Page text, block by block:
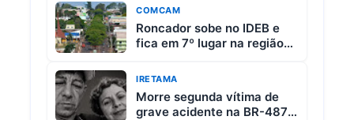
COMCAM
Roncador sobe no IDEB e
fica em 7º lugar na região
IRETAMA
Morre segunda vítima de
grave acidente na BR-487